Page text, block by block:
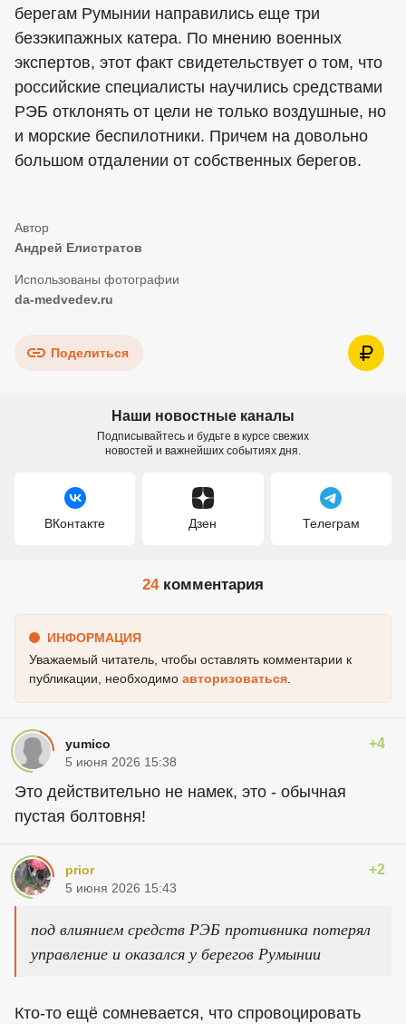
берегам Румынии направились еще три
безэкипажных катера. По мнению военных
экспертов, этот факт свидетельствует о том, что
российские специалисты научились средствами
РЭБ отклонять от цели не только воздушные, но
и морские беспилотники. Причем на довольно
большом отдалении от собственных берегов.
Андрей Елистратов
da-medvedev.ru
Поделиться
Наши новостные каналы
Подписывайтесь и будьте в курсе свежих
новостей и важнейших событиях дня.
ВКонтакте Дзен Телеграм
24комментария
ИНФОРМАЦИЯ
Уважаемый читатель, чтобы оставлять комментарии к
публикации, необходимо авторизоваться.
yumico +4
5 июня 2026 15:38
Это действительно не намек, это - обычная
пустая болтовня!
prior +2
5 июня 2026 15:43
под влиянием средств РЭБ противника потерял
управление и оказался у берегов Румынии
Кто-то ещё сомневается, что спровоцировать